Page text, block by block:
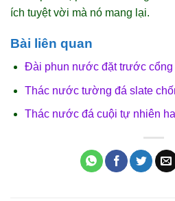
ích tuyệt vời mà nó mang lại.
Bài liên quan
Đài phun nước đặt trước cổng
Thác nước tường đá slate
Thác nước đá cuội tự nhiên